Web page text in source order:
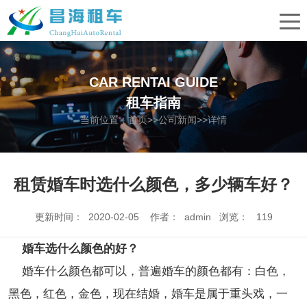
CAR RENTAI GUIDE
租车指南
当前位置：首页>>公司新闻>>详情
租赁婚车时选什么颜色，多少辆车好？
更新时间： 2020-02-05 作者： admin 浏览： 119
婚车选什么颜色的好？
婚车什么颜色都可以，普遍婚车的颜色都有：白色，
黑色，红色，金色，现在结婚，婚车是属于重头戏，一